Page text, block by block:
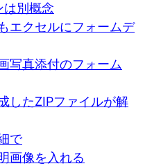
は別概念
エクセルにフォームデ
写真添付のフォーム
したZIPファイルが解
で
画像を入れる